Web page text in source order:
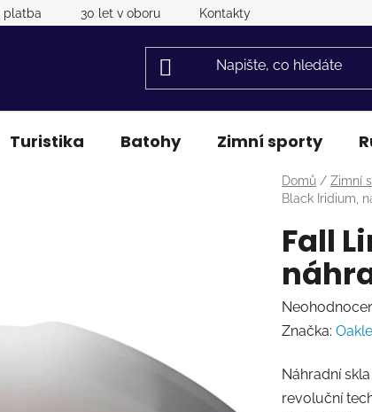
platba 30 let v oboru Kontakty
Turistika Batohy Zimní sporty
Domů / Zimní
Black Iridium,
Fall
Průměrné
hodnocení
je
0,0
Značka:
Náhradní
revoluční